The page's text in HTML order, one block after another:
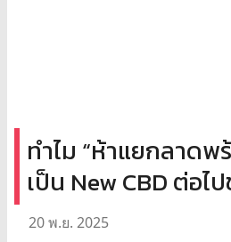
ทำไม “ห้าแยกลาดพ
เป็น New CBD ต่อไ
20 พ.ย. 2025